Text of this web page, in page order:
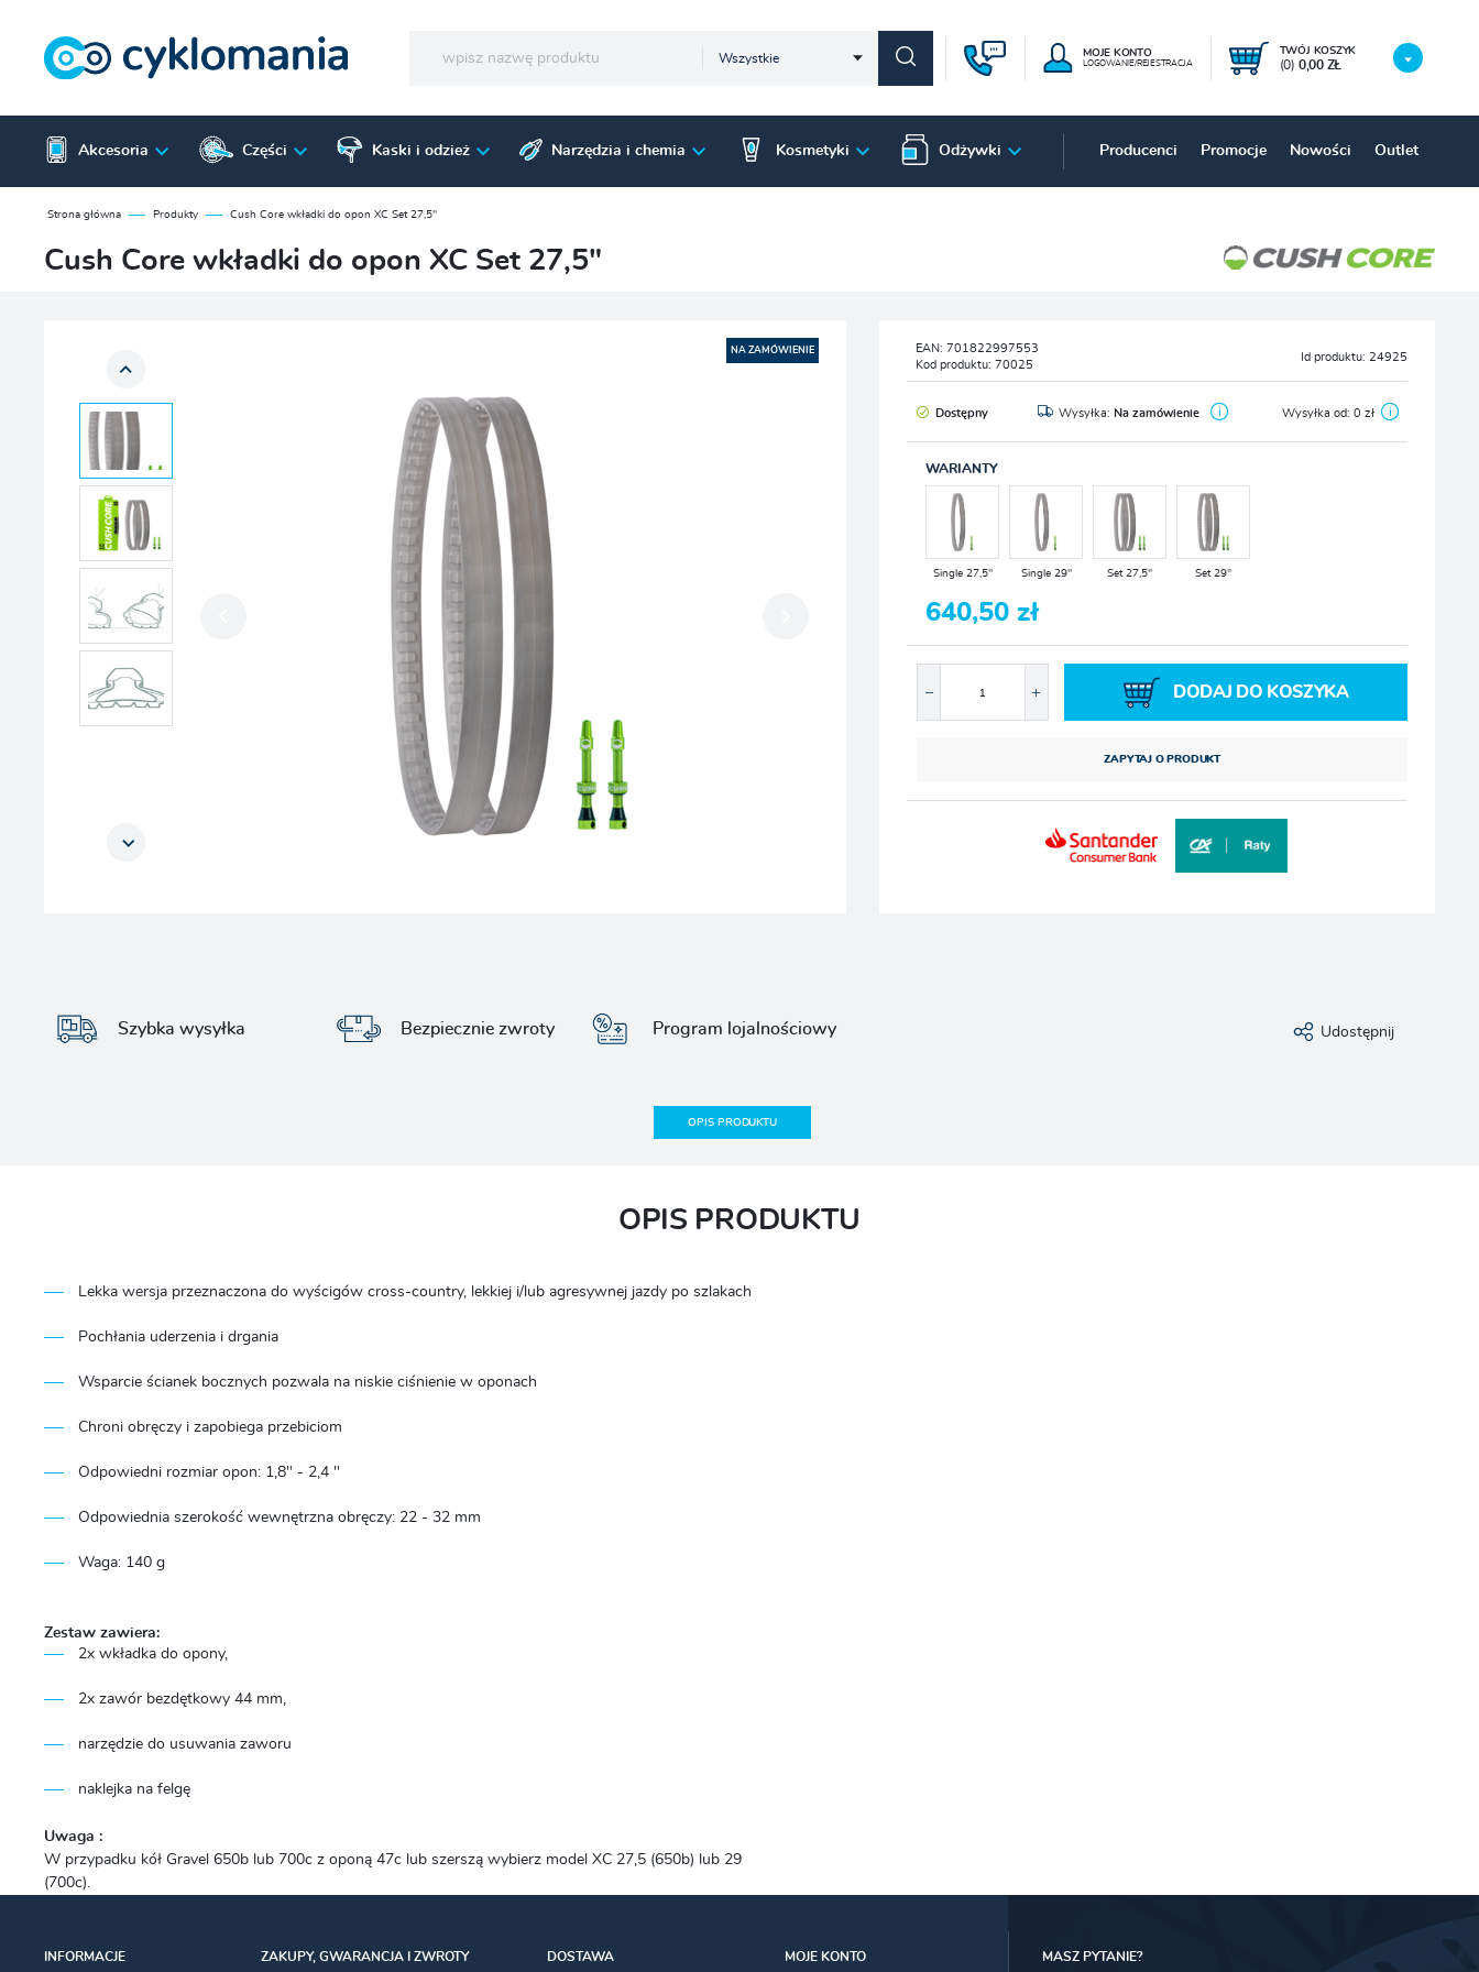
Wszystkie MOJE KONTO
LOGOWANIE/REJESTRACJA
TWÓJ KOSZYK
(0) 0,00 ZŁ
Akcesoria Części Kaski i odzież Narzędzia i chemia Kosmetyki Odżywki Producenci Promocje Nowości Outlet
Strona główna Produkty Cush Core wkładki do opon XC Set 27,5"
Cush Core wkładki do opon XC Set 27,5"
NA ZAMÓWIENIE EAN:701822997553
Kod produktu:70025
Id produktu: 24925
Dostępny Wysyłka: Na zamówienie Wysyłka od: 0 zł
WARIANTY
Single 27,5" Single 29" Set 27,5" Set 29"
640,50 zł
DODAJ DO KOSZYKA
ZAPYTAJ O PRODUKT
Szybka wysyłka Bezpiecznie zwroty Program lojalnościowy Udostępnij
OPIS PRODUKTU
OPIS PRODUKTU
Lekka wersja przeznaczona do wyścigów cross-country, lekkiej i/lub agresywnej jazdy po szlakach
Pochłania uderzenia i drgania
Wsparcie ścianek bocznych pozwala na niskie ciśnienie w oponach
Chroni obręczy i zapobiega przebiciom
Odpowiedni rozmiar opon: 1,8" - 2,4 "
Odpowiednia szerokość wewnętrzna obręczy: 22 - 32 mm
Waga: 140 g
Zestaw zawiera:
2x wkładka do opony,
2x zawór bezdętkowy 44 mm,
narzędzie do usuwania zaworu
naklejka na felgę
Uwaga :
W przypadku kół Gravel 650b lub 700c z oponą 47c lub szerszą wybierz model XC 27,5 (650b) lub 29
(700c).
INFORMACJE ZAKUPY, GWARANCJA I ZWROTY DOSTAWA MOJE KONTO MASZ PYTANIE?